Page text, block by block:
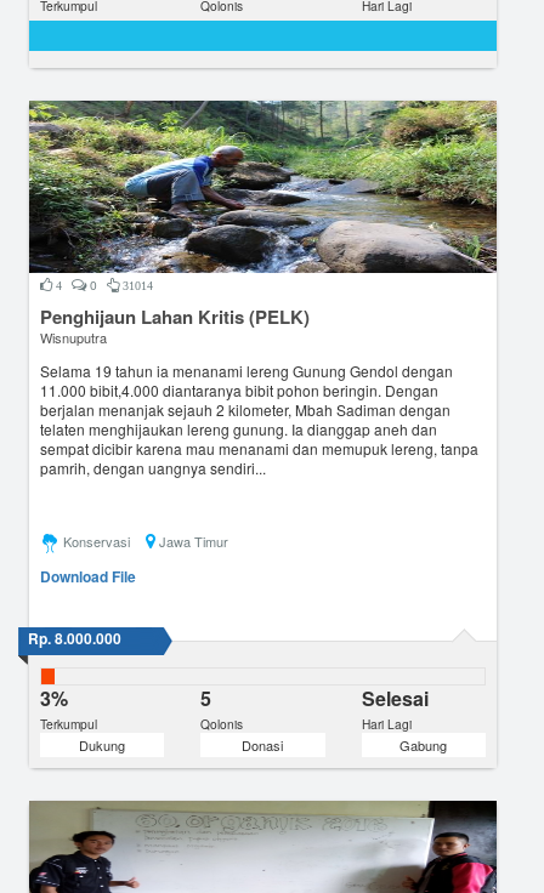
Terkumpul Qolonis Hari Lagi
4 0 31014
Penghijaun Lahan Kritis (PELK)
Wisnuputra
Selama 19 tahun ia menanami lereng Gunung Gendol dengan
11.000 bibit,4.000 diantaranya bibit pohon beringin. Dengan
berjalan menanjak sejauh 2 kilometer, Mbah Sadiman dengan
telaten menghijaukan lereng gunung. Ia dianggap aneh dan
sempat dicibir karena mau menanami dan memupuk lereng, tanpa
pamrih, dengan uangnya sendiri...
Konservasi Jawa Timur
Download File
Rp. 8.000.000
3%
Terkumpul
5
Qolonis
Selesai
Hari Lagi
Dukung Donasi Gabung